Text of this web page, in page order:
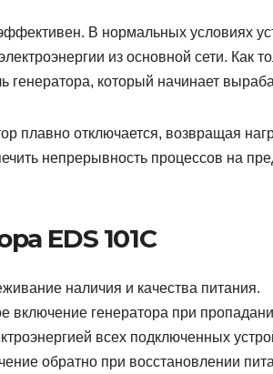
В нормальных условиях
из основной сети. Как
генератора, который начинает
плавно отключается, возвращая
непрерывность процессов на
EDS 101C
наличия и качества питания.
включение генератора при
всех подключенных
обратно при восстановлении